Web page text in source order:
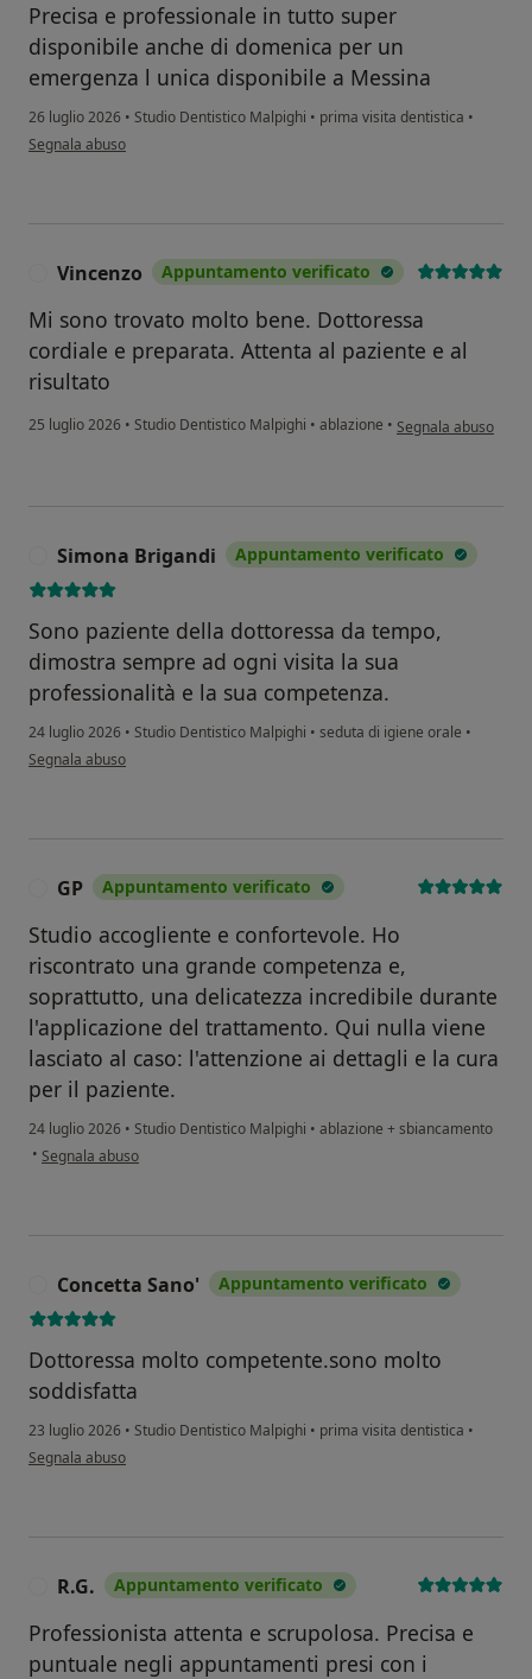
Precisa e professionale in tutto super
disponibile anche di domenica per un
emergenza l unica disponibile a Messina
26 luglio 2026 • Studio Dentistico Malpighi • prima visita dentistica •
secondo l'opinione dell'utente Antonio
Segnala abuso
Vincenzo Appuntamento verificato
Mi sono trovato molto bene. Dottoressa
cordiale e preparata. Attenta al paziente e al
risultato
25 luglio 2026 • Studio Dentistico Malpighi • ablazione • secondo l'opinione
Segnala abuso
Simona Brigandi Appuntamento verificato
Sono paziente della dottoressa da tempo,
dimostra sempre ad ogni visita la sua
professionalità e la sua competenza.
24 luglio 2026 • Studio Dentistico Malpighi • seduta di igiene orale •
secondo l'opinione dell'utente Simona Brigandi
Segnala abuso
GP Appuntamento verificato
Studio accogliente e confortevole. Ho
riscontrato una grande competenza e,
soprattutto, una delicatezza incredibile durante
l'applicazione del trattamento. Qui nulla viene
lasciato al caso: l'attenzione ai dettagli e la cura
per il paziente.
24 luglio 2026 • Studio Dentistico Malpighi • ablazione + sbiancamento
• secondo l'opinione dell'utente GP
Segnala abuso
Concetta Sano' Appuntamento verificato
Dottoressa molto competente.sono molto
soddisfatta
23 luglio 2026 • Studio Dentistico Malpighi • prima visita dentistica •
secondo l'opinione dell'utente Concetta Sano'
Segnala abuso
R.G. Appuntamento verificato
Professionista attenta e scrupolosa. Precisa e
puntuale negli appuntamenti presi con i